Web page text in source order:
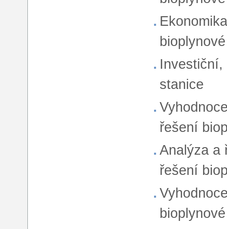
Investiční,
stanice
řešení
Analýza a
řešení